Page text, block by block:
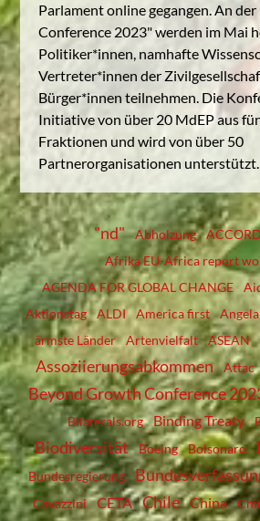
Parlament online gegangen. An
Conference 2023" werden im Mai
Politiker*innen, namhafte
Vertreter*innen der
Bürger*innen teilnehmen. Die
Initiative von über 20 MdEP aus
Fraktionen und wird von über 50
Partnerorganisationen unterstützt.
"nd" Abholzung ACCORD
Afrika EU-Africa report
AGENDA FOR GLOBAL CHANGE
Aktionstag
ALDI America first
ärmste Länder
Artenvielfalt ASEAN
Assoziierungsabkommen Attac
Beyond Growth Conference
Bilaterals.org
Binding Treaty
Biodiversität Boeing Bolsonaro
Bundesregierung
Cavazzini
CETA Chile China